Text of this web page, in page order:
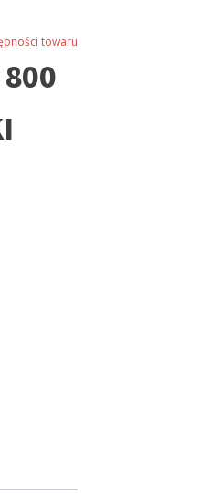
towaru